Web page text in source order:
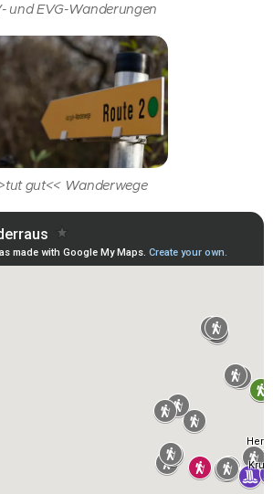
und EVG-Wanderungen
gut<< Wanderwege